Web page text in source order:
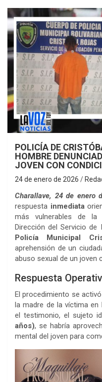
POLICÍA DE
HOMBRE
JOVEN CON
24 de enero de 2026
Charallave, 24 de enero
respuesta inmediata
más vulnerables de la
Dirección del Servicio de
Policía Municipal
aprehensión de un
abuso sexual de un joven
Respuesta
El procedimiento se
la madre de la víctima en
el testimonio, el sujeto
años), se habría
mental del joven para